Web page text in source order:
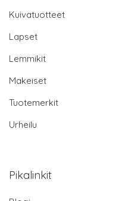
Kuivatuotteet
Lapset
Lemmikit
Makeiset
Tuotemerkit
Urheilu
Pikalinkit